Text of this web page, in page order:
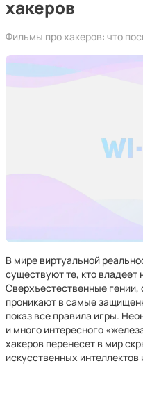
хакеров
Фильмы про хакеров: что
В мире виртуальной
существуют те, кто владеет
Сверхъестественные
проникают в самые
показ все правила игры.
и много интересного
хакеров перенесет в мир
искусственных